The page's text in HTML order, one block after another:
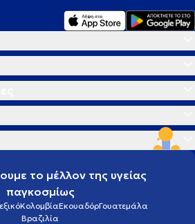
το μέλλον της υγείας
παγκοσμίως
ΚολομβίαΕκουαδόρΓουατεμάλα
Βραζιλία